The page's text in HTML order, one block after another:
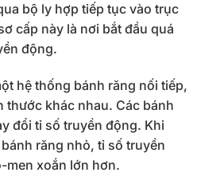
bộ ly hợp tiếp tục vào trục
cấp này là nơi bắt đầu quá
động.
hệ thống bánh răng nối tiếp,
thước khác nhau. Các bánh
đổi tỉ số truyền động. Khi
răng nhỏ, tỉ số truyền
men xoắn lớn hơn.